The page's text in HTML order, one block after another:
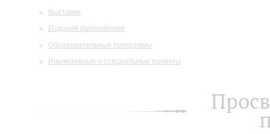
Выставки
Издания филармонии
Образовательные программы
Инклюзивные и специальные проекты